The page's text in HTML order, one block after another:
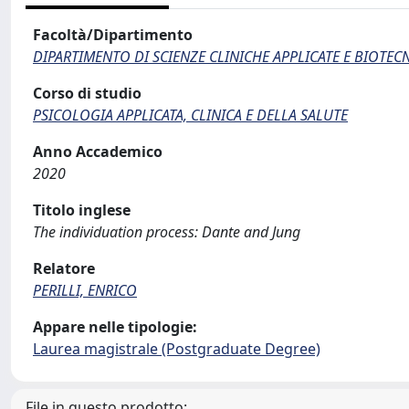
Facoltà/Dipartimento
DIPARTIMENTO DI SCIENZE CLINICHE APPLICATE E
Corso di studio
PSICOLOGIA APPLICATA, CLINICA E DELLA SALUTE
Anno Accademico
2020
Titolo inglese
The individuation process: Dante and Jung
Relatore
PERILLI, ENRICO
Appare nelle tipologie:
Laurea magistrale (Postgraduate Degree)